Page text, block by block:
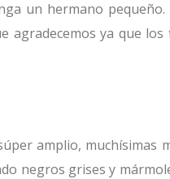
un hermano
agradecemos ya que
amplio, muchísimas
negros grises y